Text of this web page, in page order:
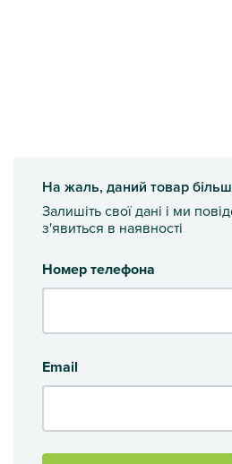
На жаль, даний товар
Залишіть свої дані і ми
з'явиться в наявності
Номер телефона
Email